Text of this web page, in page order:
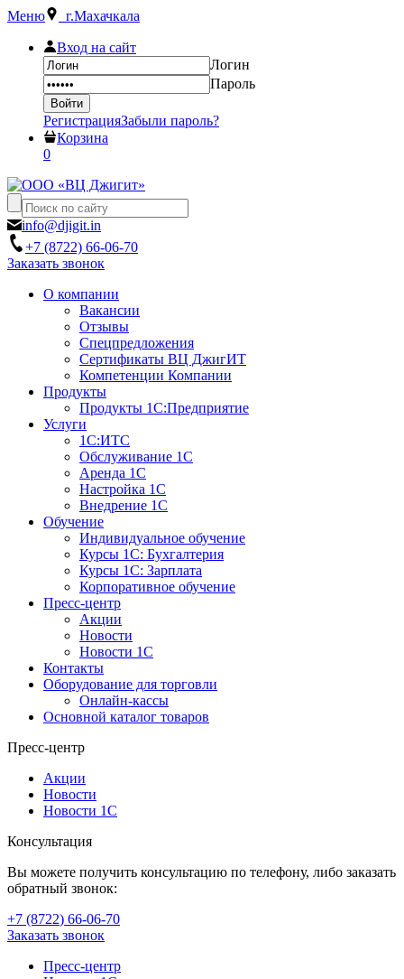
Меню г.Махачкала
Вход на сайт
Логин
Пароль
РегистрацияЗабыли пароль?
Корзина
0
info@djigit.in
+7 (8722) 66-06-70
Заказать звонок
О компании
Вакансии
Отзывы
Спецпредложения
Сертификаты ВЦ ДжигИТ
Компетенции Компании
Продукты
Продукты 1С:Предприятие
Услуги
1С:ИТС
Обслуживание 1С
Аренда 1С
Настройка 1С
Внедрение 1С
Обучение
Индивидуальное обучение
Курсы 1С: Бухгалтерия
Курсы 1С: Зарплата
Корпоративное обучение
Пресс-центр
Акции
Новости
Новости 1С
Контакты
Оборудование для торговли
Онлайн-кассы
Основной каталог товаров
Пресс-центр
Акции
Новости
Новости 1С
Консультация
Вы можете получить консультацию по телефону, либо заказать
обратный звонок:
+7 (8722) 66-06-70
Заказать звонок
Пресс-центр